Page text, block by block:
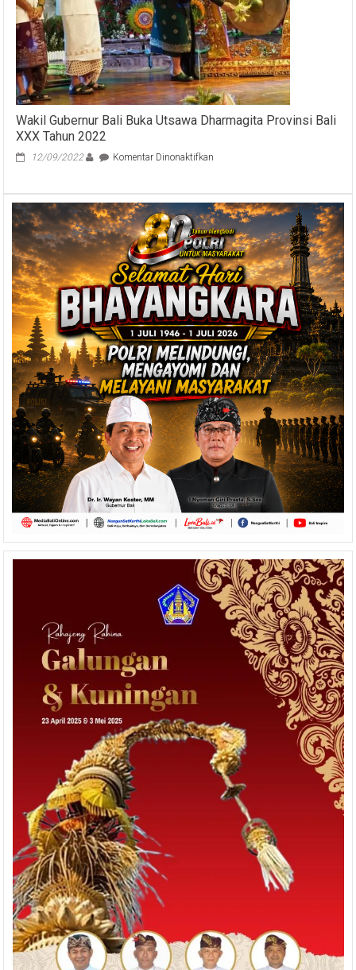
Koster
Harap
Perajin
Dua
Provinsi
Makin
Sejahtera
Wakil Gubernur Bali Buka Utsawa Dharmagita Provinsi Bali
XXX Tahun 2022
12/09/2022 Komentar Dinonaktifkan
Buka
Utsawa
Dharmagita
Provinsi
Bali
XXX
Tahun
2022